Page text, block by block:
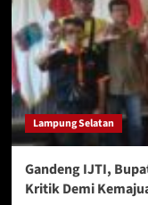
Lampung Selatan
Gandeng IJTI,
Kritik Demi